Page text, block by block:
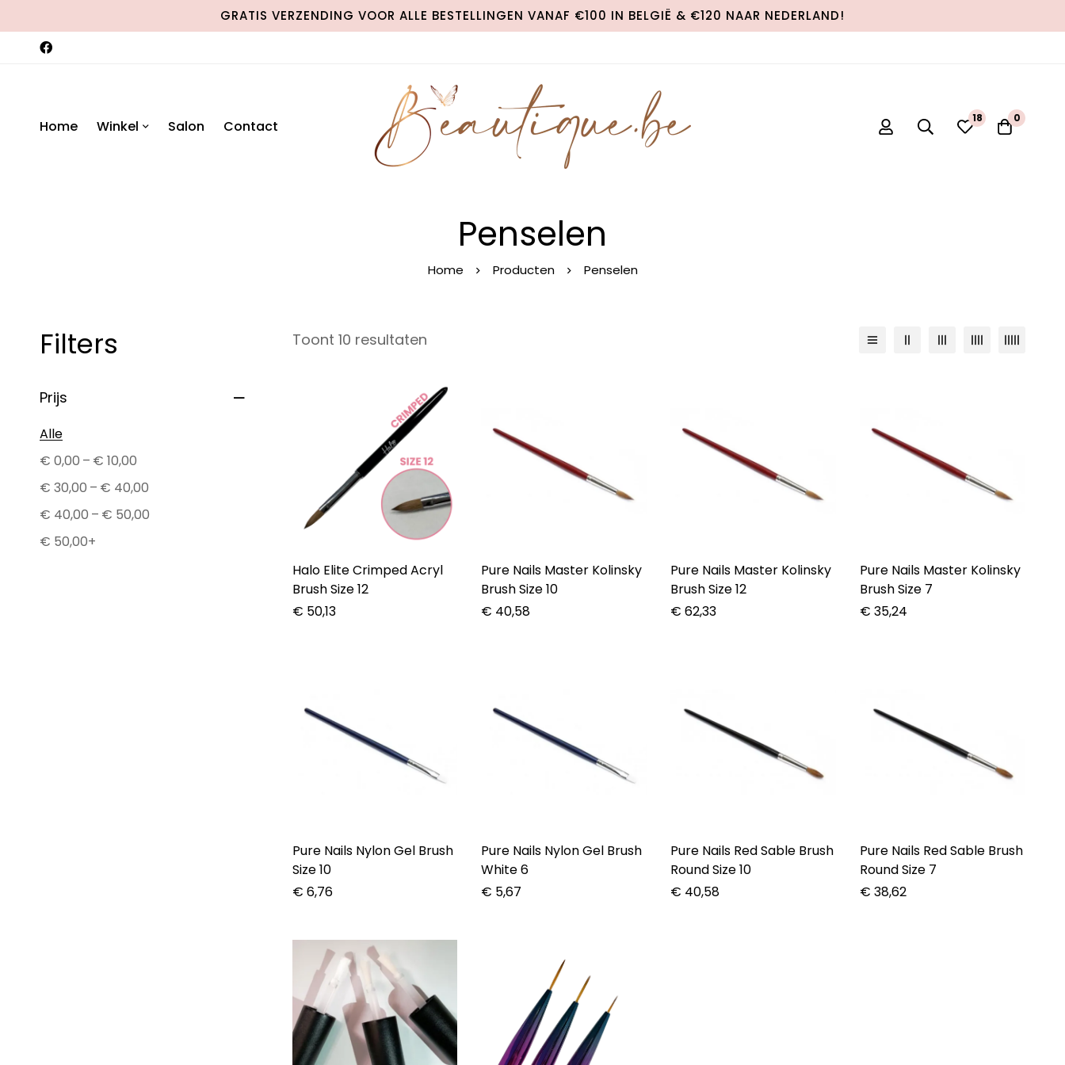
GRATIS VERZENDING VOOR ALLE BESTELLINGEN VANAF €100 IN BELGIË & €120 NAAR NEDERLAND!
Home Winkel Salon Contact 18 0
Penselen
Home Producten Penselen
Filters
Prijs
Alle
€ 0,00 – € 10,00
€ 30,00 – € 40,00
€ 40,00 – € 50,00
€ 50,00+
Toont 10 resultaten
Halo Elite Crimped Acryl
Brush Size 12
€ 50,13
Pure Nails Master Kolinsky
Brush Size 10
€ 40,58
Pure Nails Master Kolinsky
Brush Size 12
€ 62,33
Pure Nails Master Kolinsky
Brush Size 7
€ 35,24
Pure Nails Nylon Gel Brush
Size 10
€ 6,76
Pure Nails Nylon Gel Brush
White 6
€ 5,67
Pure Nails Red Sable Brush
Round Size 10
€ 40,58
Pure Nails Red Sable Brush
Round Size 7
€ 38,62